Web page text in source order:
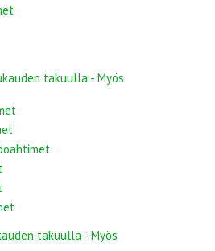
takuulla - Myös
takuulla - Myös